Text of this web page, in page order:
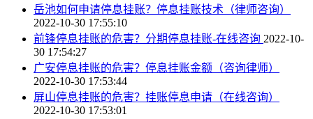
岳池如何申请停息挂账？停息挂账技术（律师咨询）
2022-10-30 17:55:10
前锋停息挂账的危害？分期停息挂账-在线咨询 2022-10-
30 17:54:27
广安停息挂账的危害？停息挂账金额（咨询律师）
2022-10-30 17:53:44
屏山停息挂账的危害？挂账停息申请（在线咨询）
2022-10-30 17:53:01